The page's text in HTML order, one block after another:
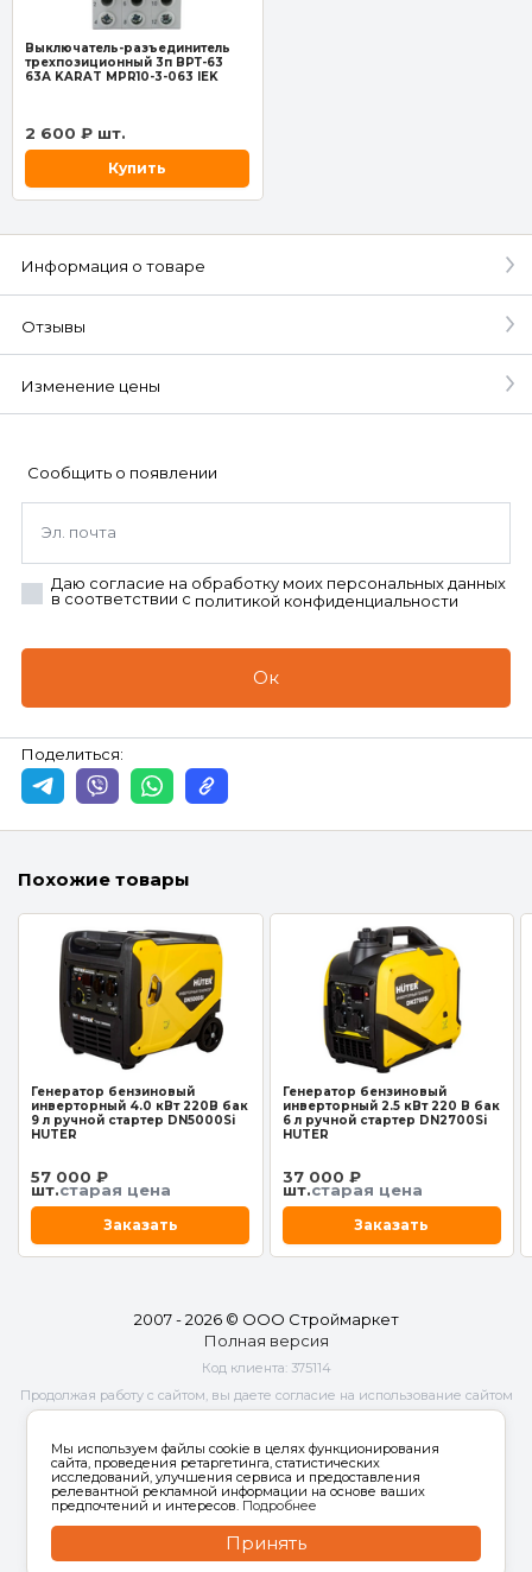
Выключатель-разъединитель
трехпозиционный 3п ВРТ-63
63А KARAT MPR10-3-063 IEK
2 600 ₽ шт.
Купить
Информация о товаре
Отзывы
Изменение цены
Сообщить о появлении
Эл. почта
Даю согласие на обработку моих персональных данных
в соответствии с политикой конфиденциальности
Ок
Поделиться:
Похожие товары
Генератор бензиновый
инверторный 4.0 кВт 220В бак
9 л ручной стартер DN5000Si
HUTER
57 000 ₽
шт.старая цена
Заказать
Генератор бензиновый
инверторный 2.5 кВт 220 В бак
6 л ручной стартер DN2700Si
HUTER
37 000 ₽
шт.старая цена
Заказать
2007 - 2026 © ООО Строймаркет
Полная версия
Код клиента: 375114
Продолжая работу с сайтом, вы даете согласие на использование сайтом
cookies иобработку персональных данныхв целях функционирования
улучшения сервиса и предоставления релевантной рекламной
информации на основе ваших предпочтений и интересов.
Мы используем файлы cookie в целях функционирования
сайта, проведения ретаргетинга, статистических
исследований, улучшения сервиса и предоставления
релевантной рекламной информации на основе ваших
предпочтений и интересов. Подробнее
Принять